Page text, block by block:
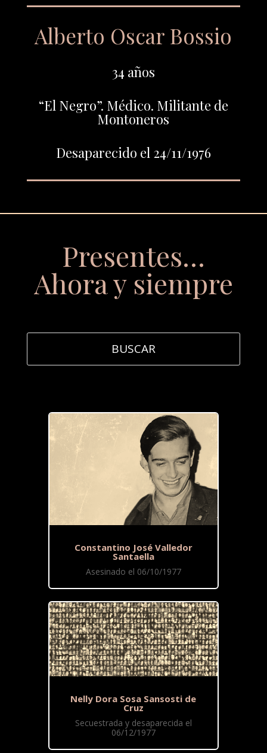
Alberto Oscar Bossio
34 años
“El Negro”. Médico. Militante de
Montoneros
Desaparecido el 24/11/1976
Presentes…
Ahora y siempre
Constantino José Valledor
Santaella
Asesinado el 06/10/1977
Nelly Dora Sosa Sansosti de
Cruz
Secuestrada y desaparecida el
06/12/1977